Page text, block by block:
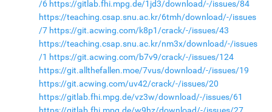
/6 https://gitlab.fhi.mpg.de/1jd3/download/-/issues/84
https://teaching.csap.snu.ac.kr/6tmh/download/-/issues
/7 https://git.acwing.com/k8p1/crack/-/issues/43
https://teaching.csap.snu.ac.kr/nm3x/download/-/issues
/1 https://git.acwing.com/b7v9/crack/-/issues/124
https://git.allthefallen.moe/7vus/download/-/issues/19
https://git.acwing.com/uv42/crack/-/issues/20
https://gitlab.fhi.mpg.de/vz3w/download/-/issues/61